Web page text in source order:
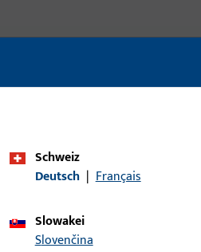
LI25/LA45
Schweiz
Deutsch | Français
Slowakei
Slovenčina